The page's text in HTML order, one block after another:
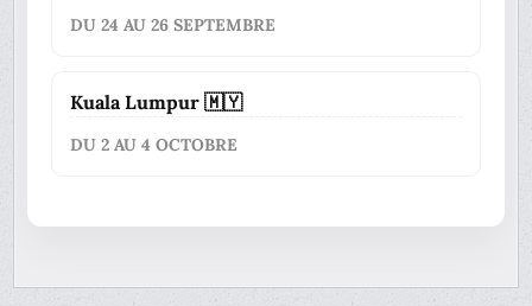
DU 24 AU 26 SEPTEMBRE
Kuala Lumpur 🇲🇾
DU 2 AU 4 OCTOBRE